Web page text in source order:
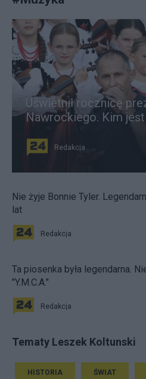
Uświetnił rocznicę
Nawrockiego. Kim
Redakcja
Nie żyje Bonnie Tyler.
lat
Redakcja
Ta piosenka była legendarna.
"Y.M.C.A."
Redakcja
Tematy Leszek Koltunski
HISTORIA ŚWIAT